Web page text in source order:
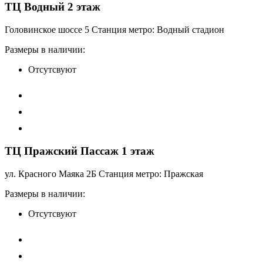
ТЦ Водный 2 этаж
Головинское шоссе 5 Станция метро: Водный стадион
Размеры в наличии:
Отсутсвуют
ТЦ Пражский Пассаж 1 этаж
ул. Красного Маяка 2Б Станция метро: Пражская
Размеры в наличии:
Отсутсвуют